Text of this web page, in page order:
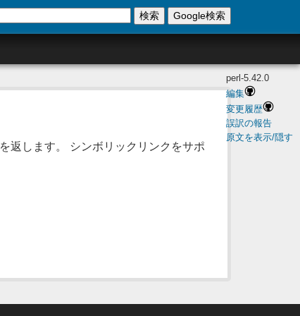
検索 Google検索
perl-5.42.0
編集
変更履歴
誤訳の報告
原文を表示/隠す
を返します。 シンボリックリンクをサポ